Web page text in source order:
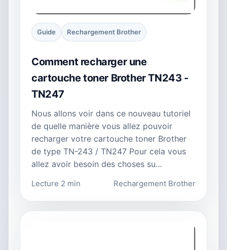
Guide Rechargement Brother
Comment recharger une
cartouche toner Brother TN243 -
TN247
Nous allons voir dans ce nouveau tutoriel
de quelle manière vous allez pouvoir
recharger votre cartouche toner Brother
de type TN-243 / TN247 Pour cela vous
allez avoir besoin des choses su…
Lecture 2 min Rechargement Brother